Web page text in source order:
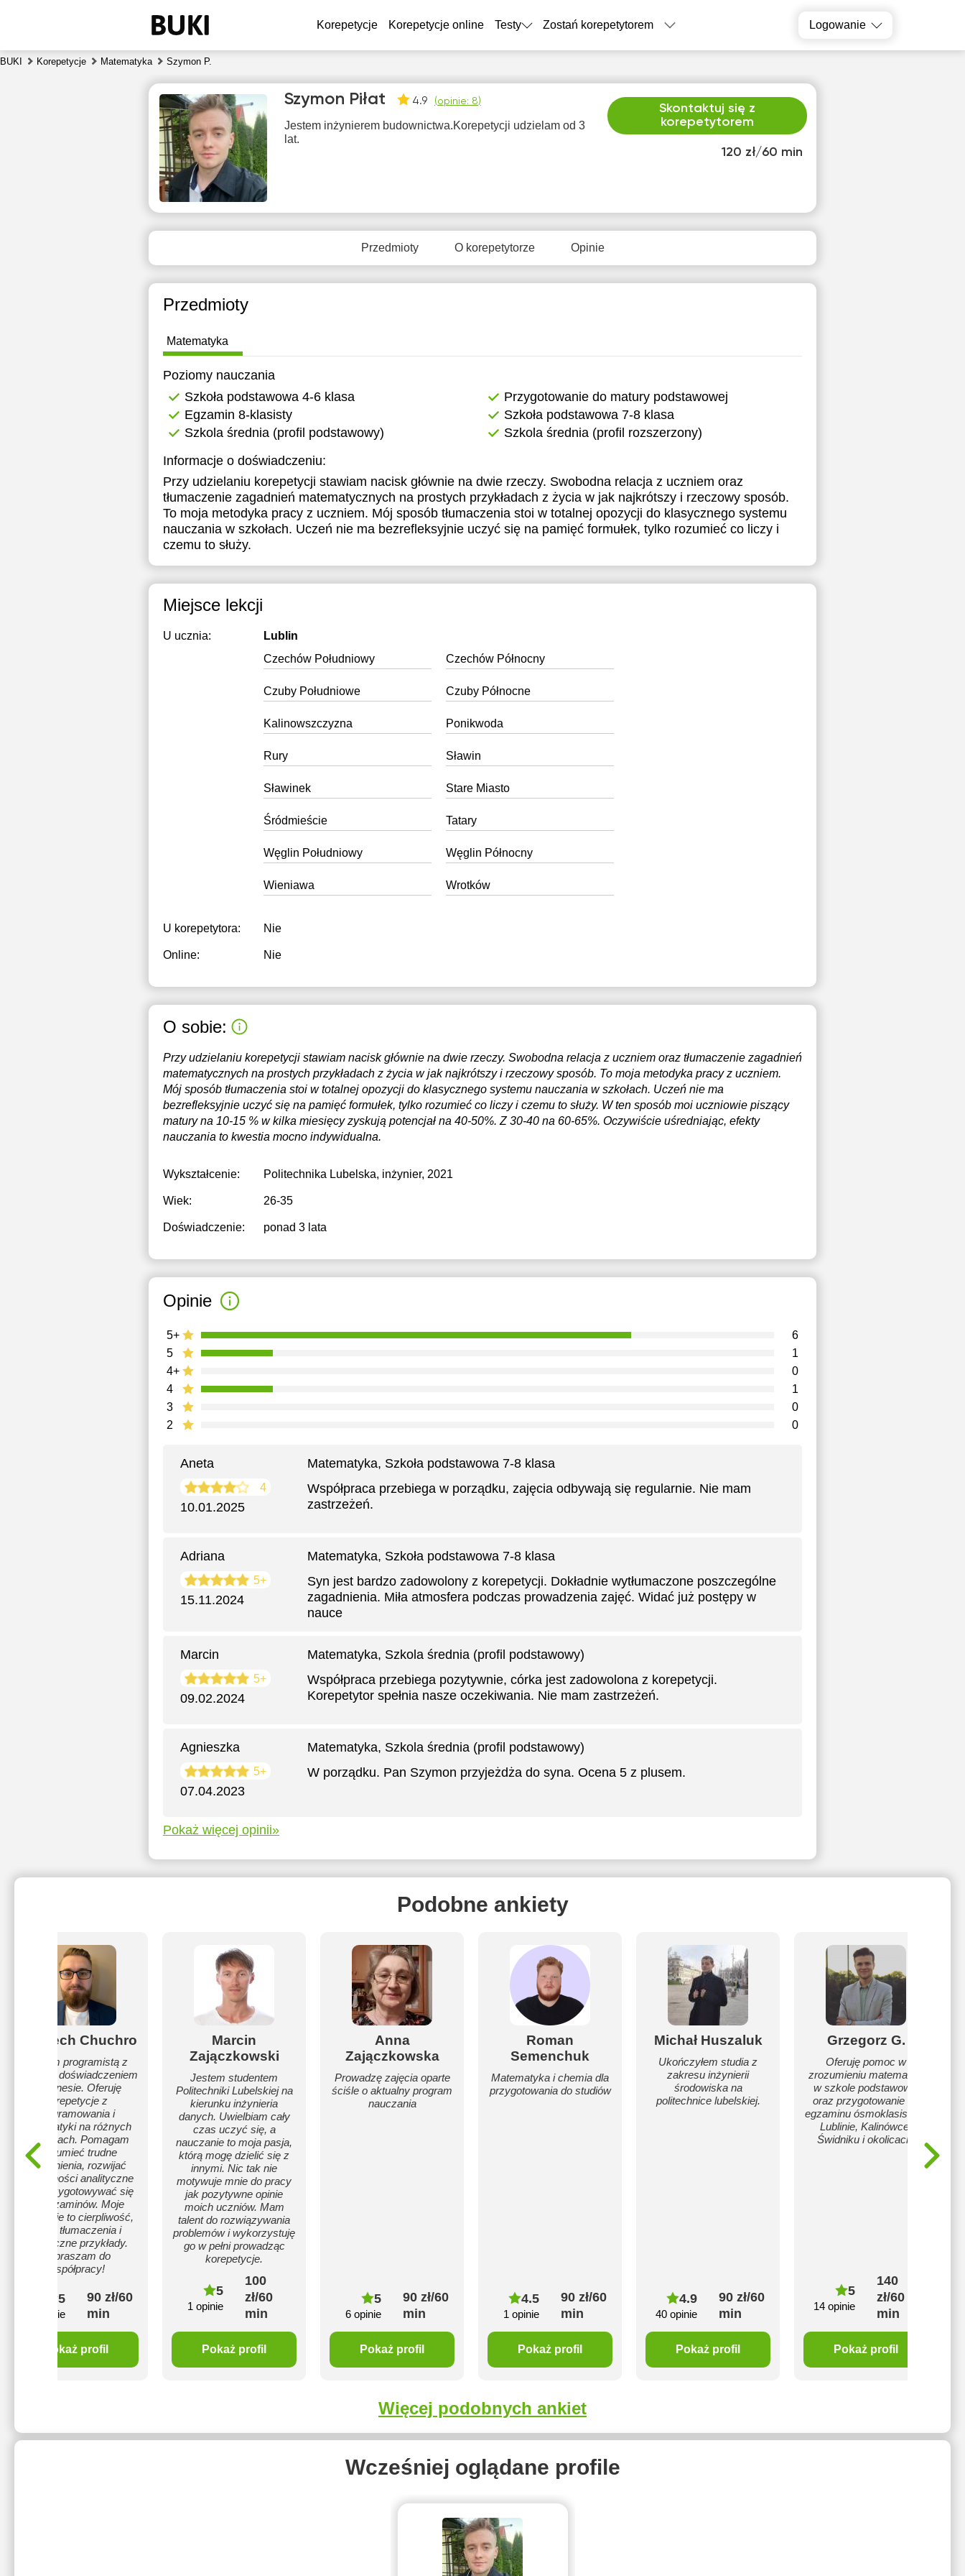
Korepetycje Korepetycje online Testy Zostań korepetytorem Logowanie
BUKI Korepetycje Matematyka Szymon P.
120 zł/60 min
Skontaktuj się z
korepetytorem
Szymon Piłat 4.9 (opinie: 8)
Jestem inżynierem budownictwa.Korepetycji udzielam od 3
lat.
Przedmioty O korepetytorze Opinie
Przedmioty
Matematyka
Poziomy nauczania
Szkoła podstawowa 4-6 klasa
Przygotowanie do matury podstawowej
Egzamin 8-klasisty
Szkoła podstawowa 7-8 klasa
Szkola średnia (profil podstawowy)
Szkola średnia (profil rozszerzony)
Informacje o doświadczeniu:
Przy udzielaniu korepetycji stawiam nacisk głównie na dwie rzeczy. Swobodna relacja z uczniem oraz
tłumaczenie zagadnień matematycznych na prostych przykładach z życia w jak najkrótszy i rzeczowy sposób.
To moja metodyka pracy z uczniem. Mój sposób tłumaczenia stoi w totalnej opozycji do klasycznego systemu
nauczania w szkołach. Uczeń nie ma bezrefleksyjnie uczyć się na pamięć formułek, tylko rozumieć co liczy i
czemu to służy.
Miejsce lekcji
U ucznia:
Lublin
Czechów Południowy
Czechów Północny
Czuby Południowe Czuby Północne
Kalinowszczyzna Ponikwoda
Rury Sławin
Sławinek Stare Miasto
Śródmieście Tatary
Węglin Południowy Węglin Północny
Wieniawa Wrotków
U korepetytora: Nie
Online: Nie
O sobie:
Przy udzielaniu korepetycji stawiam nacisk głównie na dwie rzeczy. Swobodna relacja z uczniem oraz tłumaczenie zagadnień
matematycznych na prostych przykładach z życia w jak najkrótszy i rzeczowy sposób. To moja metodyka pracy z uczniem.
Mój sposób tłumaczenia stoi w totalnej opozycji do klasycznego systemu nauczania w szkołach. Uczeń nie ma
bezrefleksyjnie uczyć się na pamięć formułek, tylko rozumieć co liczy i czemu to służy. W ten sposób moi uczniowie piszący
matury na 10-15 % w kilka miesięcy zyskują potencjał na 40-50%. Z 30-40 na 60-65%. Oczywiście uśredniając, efekty
nauczania to kwestia mocno indywidualna.
Wykształcenie: Politechnika Lubelska, inżynier, 2021
Wiek: 26-35
Doświadczenie: ponad 3 lata
Opinie
2 0
3 0
4 1
4+ 0
5 1
5+ 6
Aneta
4
10.01.2025
Matematyka, Szkoła podstawowa 7-8 klasa
Współpraca przebiega w porządku, zajęcia odbywają się regularnie. Nie mam
zastrzeżeń.
Adriana
5+
15.11.2024
Matematyka, Szkoła podstawowa 7-8 klasa
Syn jest bardzo zadowolony z korepetycji. Dokładnie wytłumaczone poszczególne
zagadnienia. Miła atmosfera podczas prowadzenia zajęć. Widać już postępy w
nauce
Marcin
5+
09.02.2024
Matematyka, Szkola średnia (profil podstawowy)
Współpraca przebiega pozytywnie, córka jest zadowolona z korepetycji.
Korepetytor spełnia nasze oczekiwania. Nie mam zastrzeżeń.
Agnieszka
5+
07.04.2023
Matematyka, Szkola średnia (profil podstawowy)
W porządku. Pan Szymon przyjeżdża do syna. Ocena 5 z plusem.
Pokaż więcej opinii»
Podobne ankiety
Wojciech Chuchro
Jestem programistą z
rocznym doświadczeniem
w biznesie. Oferuję
korepetycje z
programowania i
matematyki na różnych
poziomach. Pomagam
zrozumieć trudne
zagadnienia, rozwijać
umiejętności analityczne
oraz przygotowywać się
do egzaminów. Moje
podejście to cierpliwość,
jasne tłumaczenia i
praktyczne przykłady.
Zapraszam do
współpracy!
5
11 opinie
90 zł/60
min
Pokaż profil
Marcin
Zajączkowski
Jestem studentem
Politechniki Lubelskiej na
kierunku inżynieria
danych. Uwielbiam cały
czas uczyć się, a
nauczanie to moja pasja,
którą mogę dzielić się z
innymi. Nic tak nie
motywuje mnie do pracy
jak pozytywne opinie
moich uczniów. Mam
talent do rozwiązywania
problemów i wykorzystuję
go w pełni prowadząc
korepetycje.
5
1 opinie
100
zł/60
min
Pokaż profil
Anna
Zajączkowska
Prowadzę zajęcia oparte
ściśle o aktualny program
nauczania
5
6 opinie
90 zł/60
min
Pokaż profil
Roman
Semenchuk
Matematyka i chemia dla
przygotowania do studiów
4.5
1 opinie
90 zł/60
min
Pokaż profil
Michał Huszaluk
Ukończyłem studia z
zakresu inżynierii
środowiska na
politechnice lubelskiej.
4.9
40 opinie
90 zł/60
min
Pokaż profil
Grzegorz G.
Oferuję pomoc w
zrozumieniu matematyki
w szkole podstawowej
oraz przygotowanie do
egzaminu ósmoklasisty w
Lublinie, Kalinówce,
Świdniku i okolicach.
5
14 opinie
140
zł/60
min
Pokaż profil
Więcej podobnych ankiet
Wcześniej oglądane profile
pią
7
8
9
10
11
12
13
dostępnych
dostępnych
Brak
dostępnych
Brak
dostępnych
Brak
dostępnych
dostępnych
dostępnych